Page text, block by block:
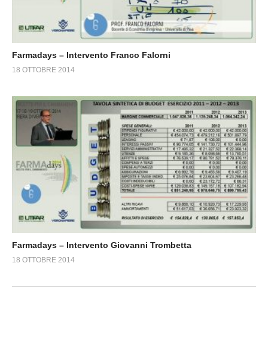
Farmadays – Intervento Franco Falorni
18 OTTOBRE 2014
Farmadays – Intervento Giovanni Trombetta
18 OTTOBRE 2014